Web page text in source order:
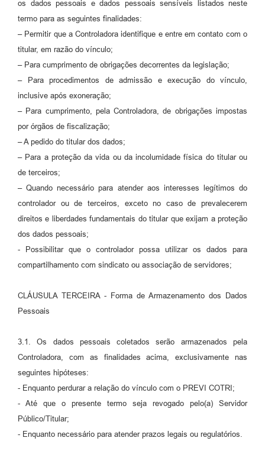
os dados pessoais e dados pessoais sensíveis listados neste
termo para as seguintes finalidades:
– Permitir que a Controladora identifique e entre em contato com o
titular, em razão do vínculo;
– Para cumprimento de obrigações decorrentes da legislação;
– Para procedimentos de admissão e execução do vínculo,
inclusive após exoneração;
– Para cumprimento, pela Controladora, de obrigações impostas
por órgãos de fiscalização;
– A pedido do titular dos dados;
– Para a proteção da vida ou da incolumidade física do titular ou
de terceiros;
– Quando necessário para atender aos interesses legítimos do
controlador ou de terceiros, exceto no caso de prevalecerem
direitos e liberdades fundamentais do titular que exijam a proteção
dos dados pessoais;
- Possibilitar que o controlador possa utilizar os dados para
compartilhamento com sindicato ou associação de servidores;
CLÁUSULA TERCEIRA - Forma de Armazenamento dos Dados
Pessoais
3.1. Os dados pessoais coletados serão armazenados pela
Controladora, com as finalidades acima, exclusivamente nas
seguintes hipóteses:
- Enquanto perdurar a relação do vínculo com o PREVI COTRI;
- Até que o presente termo seja revogado pelo(a) Servidor
Público/Titular;
- Enquanto necessário para atender prazos legais ou regulatórios.